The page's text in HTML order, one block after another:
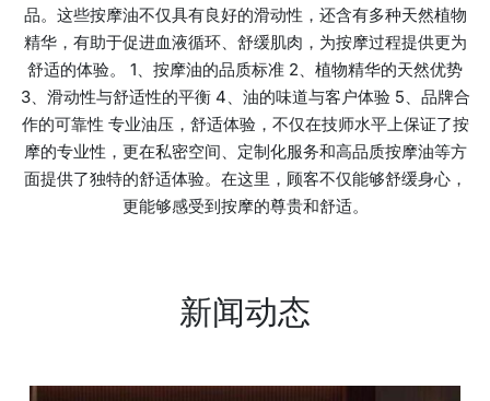
品。这些按摩油不仅具有良好的滑动性，还含有多种天然植物
精华，有助于促进血液循环、舒缓肌肉，为按摩过程提供更为
舒适的体验。 1、按摩油的品质标准 2、植物精华的天然优势
3、滑动性与舒适性的平衡 4、油的味道与客户体验 5、品牌合
作的可靠性 专业油压，舒适体验，不仅在技师水平上保证了按
摩的专业性，更在私密空间、定制化服务和高品质按摩油等方
面提供了独特的舒适体验。在这里，顾客不仅能够舒缓身心，
更能够感受到按摩的尊贵和舒适。
新闻动态